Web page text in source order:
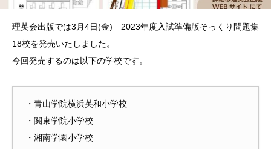
理英会出版では3月4日(金) 2023年度入試準備版そっくり問題集
18校を発売いたしました。
今回発売するのは以下の学校です。
・青山学院横浜英和小学校
・関東学院小学校
・湘南学園小学校